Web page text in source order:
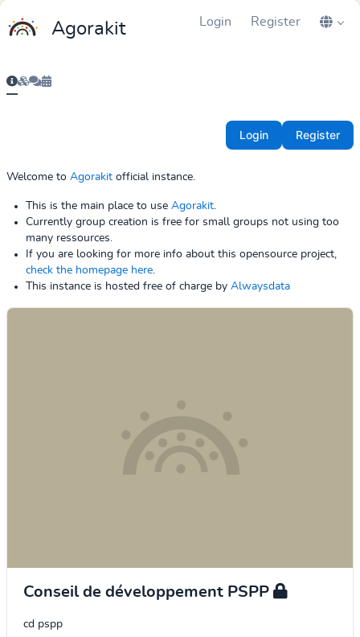
Agorakit Login Register
Login Register
Welcome to Agorakit official instance.
This is the main place to use Agorakit.
Currently group creation is free for small groups not using too
many ressources.
If you are looking for more info about this opensource project,
check the homepage here.
This instance is hosted free of charge by Alwaysdata
Conseil de développement PSPP
cd pspp